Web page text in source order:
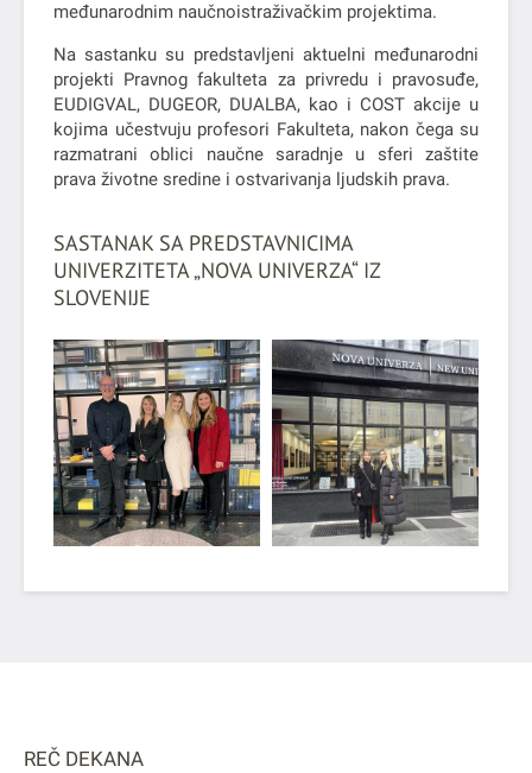
međunarodnim naučnoistraživačkim projektima.
Na sastanku su predstavljeni aktuelni međunarodni
projekti Pravnog fakulteta za privredu i pravosuđe,
EUDIGVAL, DUGEOR, DUALBA, kao i COST akcije u
kojima učestvuju profesori Fakulteta, nakon čega su
razmatrani oblici naučne saradnje u sferi zaštite
prava životne sredine i ostvarivanja ljudskih prava.
SASTANAK SA PREDSTAVNICIMA
UNIVERZITETA „NOVA UNIVERZA“ IZ
SLOVENIJE
REČ DEKANA